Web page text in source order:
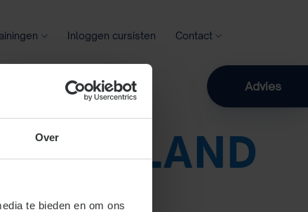
Over
te bieden en om ons
Inloggen cursisten Contact
Zoeken Advies